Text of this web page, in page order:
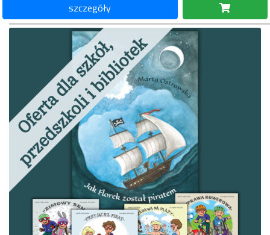
szczegóły